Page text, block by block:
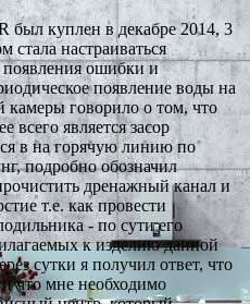
был куплен в декабре 2014, 3
стала настраиваться
появления ошибки и
появление воды на
камеры говорило о том, что
всего является засор
в на горячую линию по
подробно обозначил
дренажный канал и
т.е. как провести
- по сути его
к изделию данной
сутки я получил ответ, что
что мне необходимо